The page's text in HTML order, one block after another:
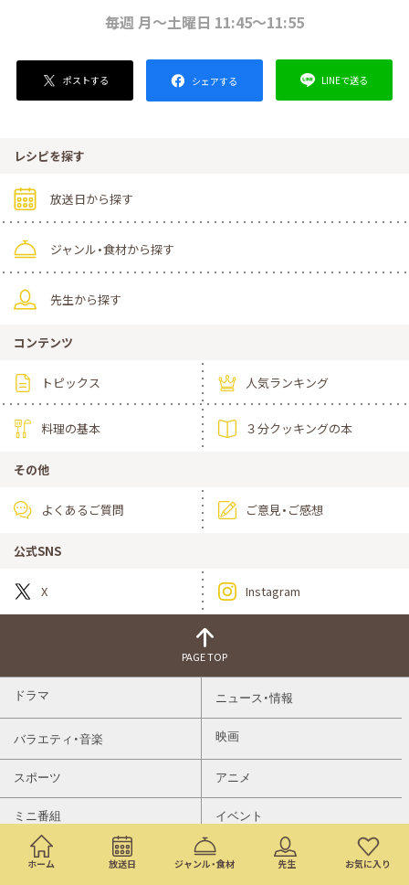
ホーム 放送日 ジャンル・食材 先生 お気に入り
毎週 月～土曜日 11:45～11:55
ポストする シェアする LINEで送る
レシピを探す
放送日から探す
ジャンル・食材から探す
先生から探す
コンテンツ
トピックス 人気ランキング
料理の基本 ３分クッキングの本
その他
よくあるご質問 ご意見・ご感想
公式SNS
X Instagram
PAGE TOP
ドラマ ニュース・情報
バラエティ・音楽 映画
スポーツ アニメ
ミニ番組 イベント
通販